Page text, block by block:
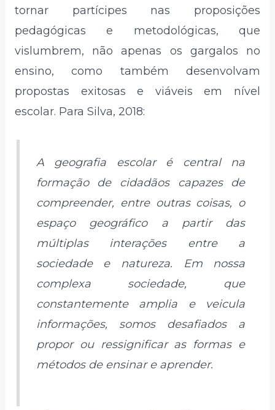
tornar partícipes nas proposições
pedagógicas e metodológicas, que
vislumbrem, não apenas os gargalos no
ensino, como também desenvolvam
propostas exitosas e viáveis em nível
escolar. Para Silva, 2018:
A geografia escolar é central na
formação de cidadãos capazes de
compreender, entre outras coisas, o
espaço geográfico a partir das
múltiplas interações entre a
sociedade e natureza. Em nossa
complexa sociedade, que
constantemente amplia e veicula
informações, somos desafiados a
propor ou ressignificar as formas e
métodos de ensinar e aprender.